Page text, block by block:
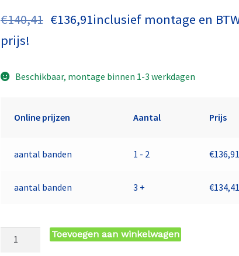
€140,41 €136,91inclusief montage en
prijs!
Beschikbaar, montage binnen 1-3 werkdagen
Online prijzen Aantal Prijs
aantal banden 1 - 2 €136,91
aantal banden 3 + €134,41
Toevoegen aan winkelwagen